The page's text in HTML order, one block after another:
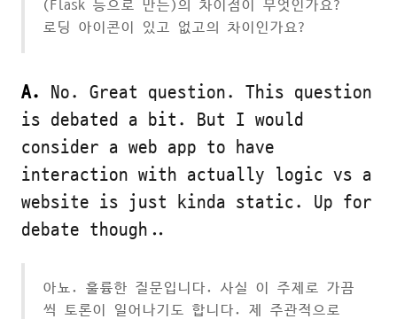
(Flask 등으로 만든)의 차이점이 무엇인가요?
로딩 아이콘이 있고 없고의 차이인가요?
A.
No. Great question. This question
is debated a bit. But I would
consider a web app to have
interaction with actually logic vs a
website is just kinda static. Up for
debate though..
아뇨. 훌륭한 질문입니다. 사실 이 주제로 가끔
씩 토론이 일어나기도 합니다. 제 주관적으로